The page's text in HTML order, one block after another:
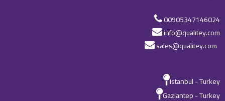
00905347146024
info@qualitey.com
sales@qualitey.com
Istanbul - Turkey
Gaziantep - Turkey